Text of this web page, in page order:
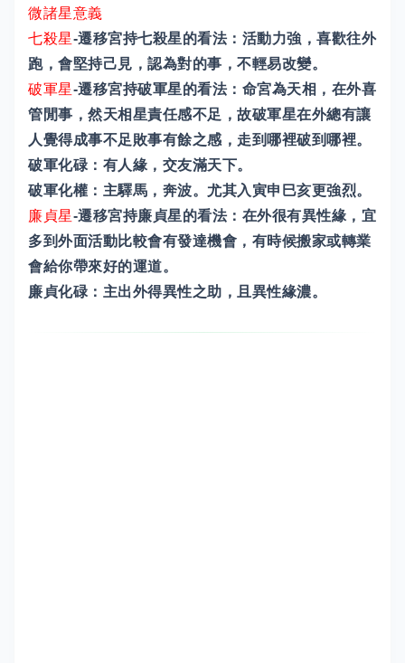
微諸星意義
七殺星-遷移宮持七殺星的看法：活動力強，喜歡往外
跑，會堅持己見，認為對的事，不輕易改變。
破軍星-遷移宮持破軍星的看法：命宮為天相，在外喜
管閒事，然天相星責任感不足，故破軍星在外總有讓
人覺得成事不足敗事有餘之感，走到哪裡破到哪裡。
破軍化碌：有人緣，交友滿天下。
破軍化權：主驛馬，奔波。尤其入寅申巳亥更強烈。
廉貞星-遷移宮持廉貞星的看法：在外很有異性緣，宜
多到外面活動比較會有發達機會，有時候搬家或轉業
會給你帶來好的運道。
廉貞化碌：主出外得異性之助，且異性緣濃。